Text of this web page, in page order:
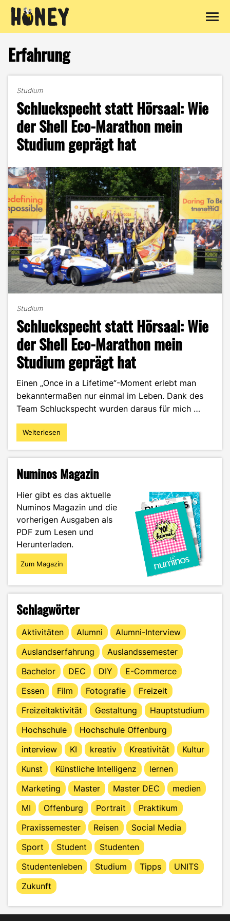
Inhalt
springen
Erfahrung
Studium
Schluckspecht statt Hörsaal: Wie
der Shell Eco-Marathon mein
Studium geprägt hat
Studium
Schluckspecht statt Hörsaal: Wie
der Shell Eco-Marathon mein
Studium geprägt hat
Einen „Once in a Lifetime“-Moment erlebt man
bekanntermaßen nur einmal im Leben. Dank des
Team Schluckspecht wurden daraus für mich …
"Schluckspecht
statt
der
Eco-
Marathon
mein
Studium
geprägt
hat"
Weiterlesen
Numinos Magazin
Hier gibt es das aktuelle
Numinos Magazin und die
vorherigen Ausgaben als
PDF zum Lesen und
Herunterladen.
Zum Magazin
Schlagwörter
Aktivitäten Alumni
Alumni-Interview
Auslandserfahrung
Auslandssemester
Bachelor
DEC DIY
E-Commerce
Essen
Film Fotografie
Freizeit
Freizeitaktivität
Gestaltung
Hauptstudium
Hochschule
Hochschule Offenburg
interview
KI kreativ Kreativität
Kultur
Kunst
Künstliche Intelligenz
lernen
Marketing
Master Master DEC
medien
MI
Offenburg Portrait
Praktikum
Praxissemester
Reisen
Social Media
Sport
Student
Studenten
Studentenleben
Studium Tipps
UNITS
Zukunft